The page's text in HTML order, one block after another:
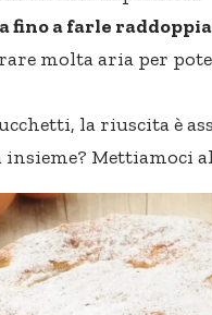
fino a farle
molta aria per
la riuscita è
insieme? Mettiamoci